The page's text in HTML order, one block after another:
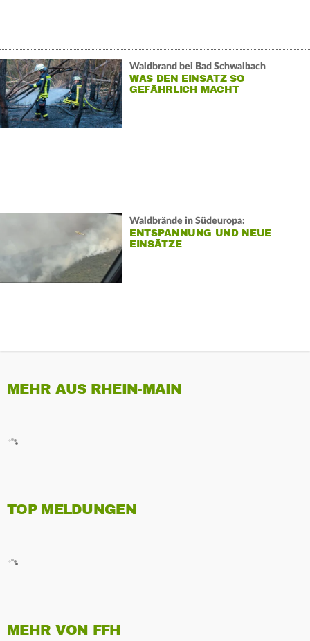
Waldbrand bei Bad Schwalbach
WAS DEN EINSATZ SO
GEFÄHRLICH MACHT
Waldbrände in Südeuropa:
ENTSPANNUNG UND NEUE
EINSÄTZE
MEHR AUS RHEIN-MAIN
TOP MELDUNGEN
MEHR VON FFH